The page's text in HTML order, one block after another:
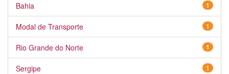
1
Bahia
1
Modal de Transporte
1
Rio Grande do Norte
1
Sergipe